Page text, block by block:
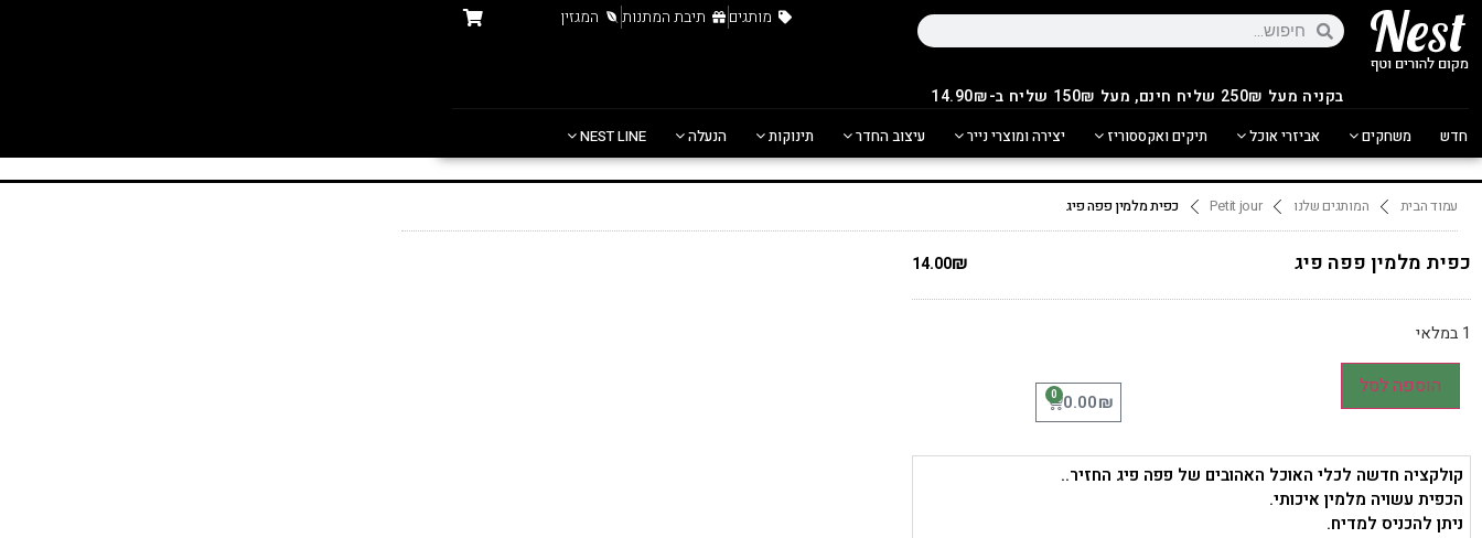
בקניה מעל 250 ₪ שליח חינם, מעל 150₪ שליח ב-14.90₪
מותגים תיבת המתנות המגזין
חדש משחקים אביזרי אוכל תיקים ואקססוריז יצירה ומוצרי נייר עיצוב החדר תינוקות הנעלה NEST LINE
עמוד הבית המותגים שלנו Petit jour כפית מלמין פפה פיג
כפית מלמין פפה פיג 14.00₪
1 במלאי
הוספה לסל
0.00₪
0
קולקציה חדשה לכלי האוכל האהובים של פפה פיג החזיר..
הכפית עשויה מלמין איכותי.
ניתן להכניס למדיח.